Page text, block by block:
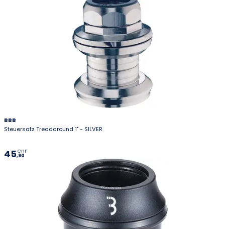
BBB
Steuersatz Treadaround 1" - SILVER
45,90
CHF